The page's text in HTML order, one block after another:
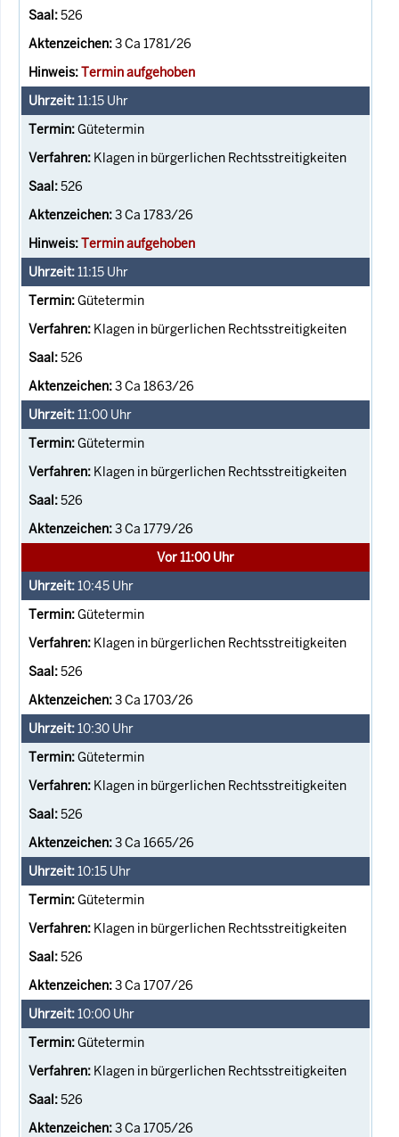
526
3 Ca 1781/26
Termin aufgehoben
11:15 Uhr
Gütetermin
Klagen in bürgerlichen Rechtsstreitigkeiten
526
3 Ca 1783/26
Termin aufgehoben
11:15 Uhr
Gütetermin
Klagen in bürgerlichen Rechtsstreitigkeiten
526
3 Ca 1863/26
11:00 Uhr
Gütetermin
Klagen in bürgerlichen Rechtsstreitigkeiten
526
3 Ca 1779/26
Vor 11:00 Uhr
10:45 Uhr
Gütetermin
Klagen in bürgerlichen Rechtsstreitigkeiten
526
3 Ca 1703/26
10:30 Uhr
Gütetermin
Klagen in bürgerlichen Rechtsstreitigkeiten
526
3 Ca 1665/26
10:15 Uhr
Gütetermin
Klagen in bürgerlichen Rechtsstreitigkeiten
526
3 Ca 1707/26
10:00 Uhr
Gütetermin
Klagen in bürgerlichen Rechtsstreitigkeiten
526
3 Ca 1705/26